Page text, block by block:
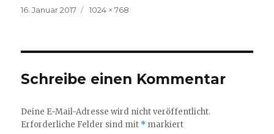
c
b
o
o
k
to
o
n
ai le
Veröffentlicht
16. Januar 2017
Volle
1024 × 768
Schreibe einen Kommentar
Deine E-Mail-Adresse wird nicht veröffentlicht.
Erforderliche Felder sind mit * markiert